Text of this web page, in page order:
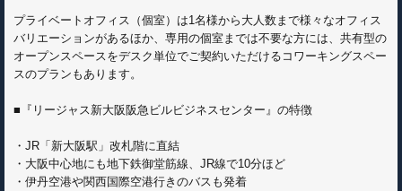
プライベートオフィス（個室）は1名様から大人数まで様々なオフィス
バリエーションがあるほか、専用の個室までは不要な方には、共有型の
オープンスペースをデスク単位でご契約いただけるコワーキングスペー
スのプランもあります。
■『リージャス新大阪阪急ビルビジネスセンター』の特徴
・JR「新大阪駅」改札階に直結
・大阪中心地にも地下鉄御堂筋線、JR線で10分ほど
・伊丹空港や関西国際空港行きのバスも発着